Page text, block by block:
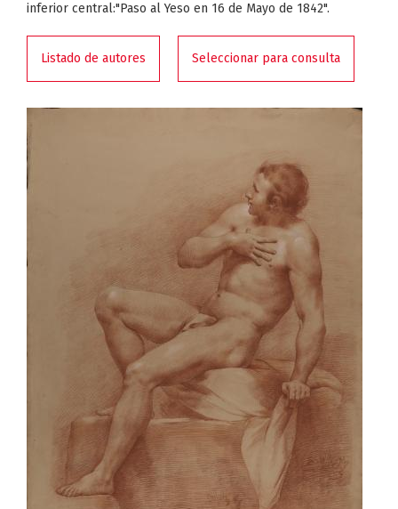
inferior central:"Paso al Yeso en 16 de Mayo de 1842".
Listado de autores Seleccionar para consulta